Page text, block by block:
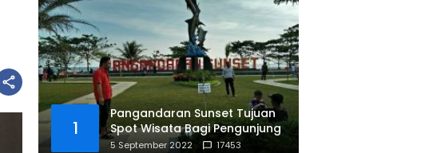
1
Pangandaran Sunset Tujuan
Spot Wisata Bagi Pengunjung
5 September 2022 17453